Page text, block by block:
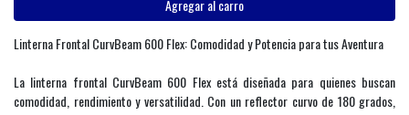
Agregar al carro
Linterna Frontal CurvBeam 600 Flex: Comodidad y Potencia para tus Aventura
La linterna frontal CurvBeam 600 Flex está diseñada para quienes buscan
comodidad, rendimiento y versatilidad. Con un reflector curvo de 180 grados,